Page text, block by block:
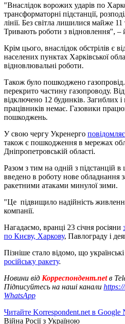
"Внаслідок ворожих ударів по
трансформаторні підстанції,
лінії. Без світла лишилися майже
Тривають роботи з відновлення", –
Крім цього, внаслідок обстрілів є
населених пунктах Харківської
відновлювальні роботи.
Також було пошкоджено газопровід.
перекрито частину газопроводу.
відключено 12 будинків. Загиблих
працівників немає. Газовики
пошкоджень.
У свою чергу Укренерго повідомляє
також є пошкодження в мережах
Дніпропетровській області.
Разом з тим на одній з підстанцій в
введено в роботу нове обладнання
ракетними атаками минулої зими.
"Це підвищило надійність
компанії.
Нагадаємо, вранці 23 січня росіяни
по Києву, Харкову, Павлограду і
Пізніше стало відомо, що
російську ракету.
Новини від Корреспондент.netв
Підписуйтесь на наші канали
WhatsApp
Читайте Korrespondent.net в Google
Війна Росії з Україною